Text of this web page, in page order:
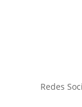
Redes